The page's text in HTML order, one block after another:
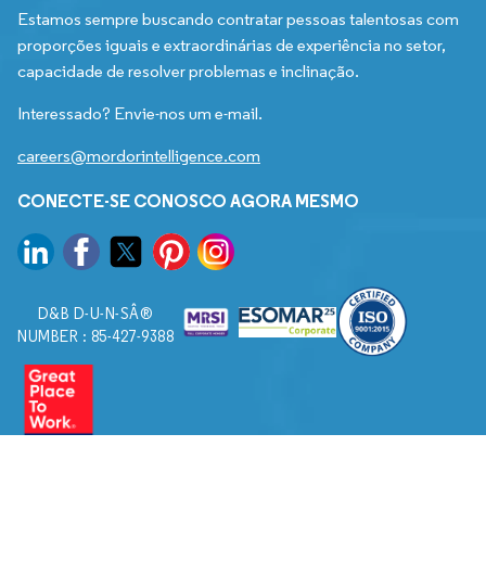
Estamos sempre buscando contratar pessoas talentosas com
proporções iguais e extraordinárias de experiência no setor,
capacidade de resolver problemas e inclinação.
Interessado? Envie-nos um e-mail.
careers@mordorintelligence.com
CONECTE-SE CONOSCO AGORA MESMO
D&B D-U-N-SÂ®
NUMBER : 85-427-9388